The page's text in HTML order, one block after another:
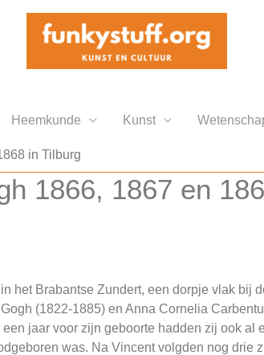
Heemkunde Kunst
in Tilburg
1866, 1867 en
het Brabantse Zundert, een dorpje vlak bij
(1822-1885) en Anna Cornelia
jaar voor zijn geboorte hadden zij ook al
was. Na Vincent volgden nog drie